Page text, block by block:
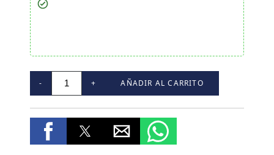
- + AÑADIR AL CARRITO